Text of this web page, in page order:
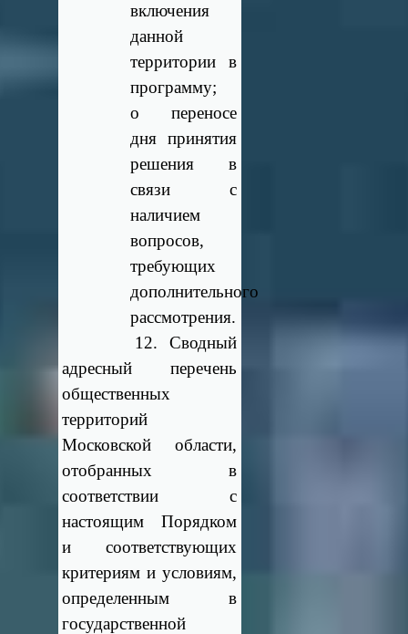
включения
данной
территории в
программу;
о переносе
дня принятия
решения в
связи с
наличием
вопросов,
требующих
дополнительного
рассмотрения.
12. Сводный
адресный перечень
общественных
территорий
Московской области,
отобранных в
соответствии с
настоящим Порядком
и соответствующих
критериям и условиям,
определенным в
государственной